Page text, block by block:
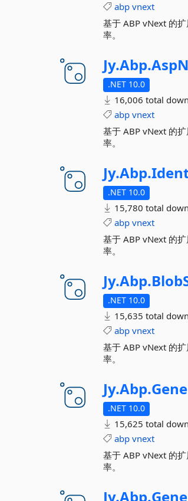
abp vnext
基于 ABP vNext 的
率。
Jy.Abp.
.NET 10.0
16,006 total
abp vnext
基于 ABP vNext 的
率。
Jy.Abp.
.NET 10.0
15,780 total
abp vnext
基于 ABP vNext 的
率。
Jy.Abp.
.NET 10.0
15,635 total
abp vnext
基于 ABP vNext 的
率。
Jy.Abp.
.NET 10.0
15,625 total
abp vnext
基于 ABP vNext 的
率。
Jy.Abp.